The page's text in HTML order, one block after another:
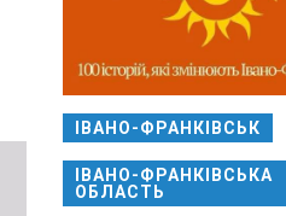
ІВАНО-ФРАНКІВСЬК
ІВАНО-ФРАНКІВСЬКА
ОБЛАСТЬ